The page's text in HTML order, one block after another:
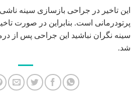
این تاخیر در جراحی بازسازی سینه
پرتودرمانی است. بنابراین در صورت
سینه نگران نباشید این جراحی پس از
شد.